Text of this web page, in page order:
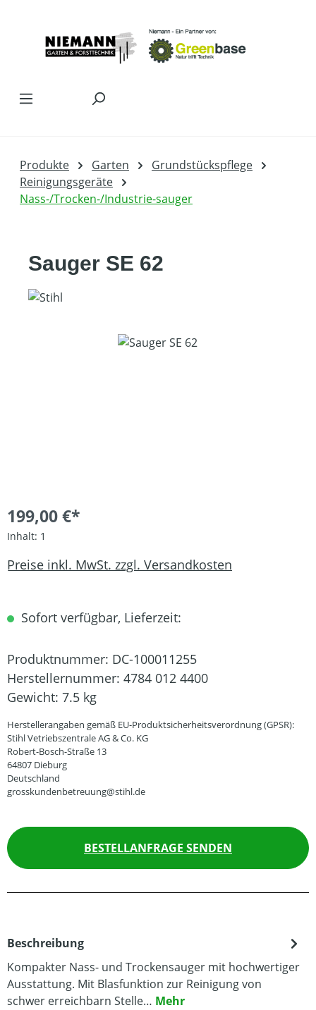
Produkte Garten
Grundstückspflege
Reinigungsgeräte
Nass-/Trocken-/Industrie-sauger
Sauger SE 62
Bildergalerie überspringen
199,00 €*
Inhalt: 1
Preise inkl. MwSt. zzgl. Versandkosten
Sofort verfügbar, Lieferzeit:
Produktnummer: DC-100011255
Herstellernummer: 4784 012 4400
Gewicht: 7.5 kg
Herstellerangaben gemäß EU-Produktsicherheitsverordnung (GPSR):
Stihl Vetriebszentrale AG & Co. KG
Robert-Bosch-Straße 13
64807 Dieburg
Deutschland
grosskundenbetreuung@stihl.de
BESTELLANFRAGE SENDEN
Beschreibung
Kompakter Nass- und Trockensauger mit hochwertiger
Ausstattung. Mit Blasfunktion zur Reinigung von
schwer erreichbarn Stelle… Mehr